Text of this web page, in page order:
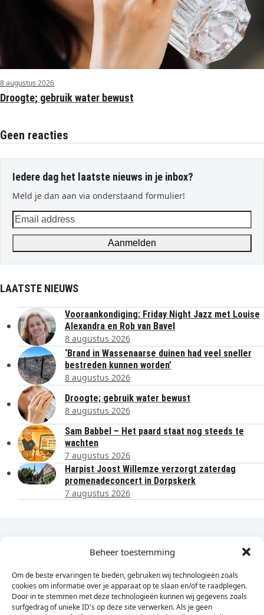
Beheer toestemming
Om de beste ervaringen te bieden, gebruiken wij technologieën zoals
cookies om informatie over je apparaat op te slaan en/of te raadplegen.
Door in te stemmen met deze technologieën kunnen wij gegevens zoals
surfgedrag of unieke ID's op deze site verwerken. Als je geen
8 augustus 2026
Droogte; gebruik water bewust
Geen reacties
Iedere dag het laatste nieuws in je inbox?
Meld je dan aan via onderstaand formulier!
Email
address
Aanmelden
LAATSTE NIEUWS
Vooraankondiging: Friday Night Jazz met Louise
Alexandra en Rob van Bavel
8 augustus 2026
‘Brand in Wassenaarse duinen had veel sneller
bestreden kunnen worden’
8 augustus 2026
Droogte; gebruik water bewust
8 augustus 2026
Sam Babbel – Het paard staat nog steeds te
wachten
7 augustus 2026
Harpist Joost Willemze verzorgt zaterdag
promenadeconcert in Dorpskerk
7 augustus 2026
Dagelijks het laatste nieuws in je e-mail?
Vul
hier
je